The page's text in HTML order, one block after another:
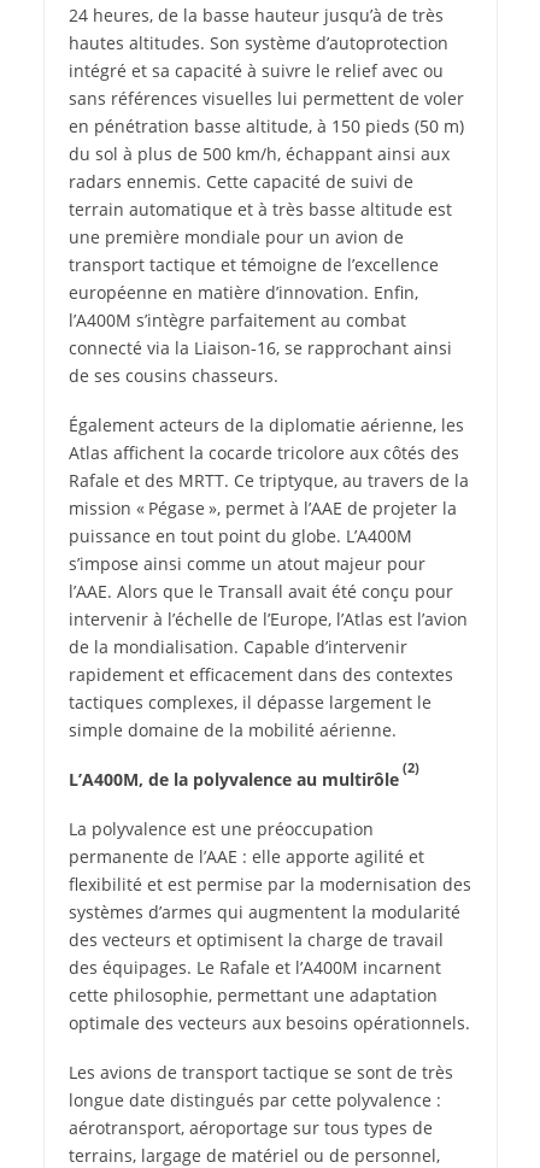
24 heures, de la basse hauteur jusqu’à de très
hautes altitudes. Son système d’autoprotection
intégré et sa capacité à suivre le relief avec ou
sans références visuelles lui permettent de voler
en pénétration basse altitude, à 150 pieds (50 m)
du sol à plus de 500 km/h, échappant ainsi aux
radars ennemis. Cette capacité de suivi de
terrain automatique et à très basse altitude est
une première mondiale pour un avion de
transport tactique et témoigne de l’excellence
européenne en matière d’innovation. Enfin,
l’A400M s’intègre parfaitement au combat
connecté via la Liaison‑16, se rapprochant ainsi
de ses cousins chasseurs.
Également acteurs de la diplomatie aérienne, les
Atlas affichent la cocarde tricolore aux côtés des
Rafale et des MRTT. Ce triptyque, au travers de la
mission « Pégase », permet à l’AAE de projeter la
puissance en tout point du globe. L’A400M
s’impose ainsi comme un atout majeur pour
l’AAE. Alors que le Transall avait été conçu pour
intervenir à l’échelle de l’Europe, l’Atlas est l’avion
de la mondialisation. Capable d’intervenir
rapidement et efficacement dans des contextes
tactiques complexes, il dépasse largement le
simple domaine de la mobilité aérienne.
L’A400M, de la polyvalence au multirôle
(2)
La polyvalence est une préoccupation
permanente de l’AAE : elle apporte agilité et
flexibilité et est permise par la modernisation des
systèmes d’armes qui augmentent la modularité
des vecteurs et optimisent la charge de travail
des équipages. Le Rafale et l’A400M incarnent
cette philosophie, permettant une adaptation
optimale des vecteurs aux besoins opérationnels.
Les avions de transport tactique se sont de très
longue date distingués par cette polyvalence :
aérotransport, aéroportage sur tous types de
terrains, largage de matériel ou de personnel,